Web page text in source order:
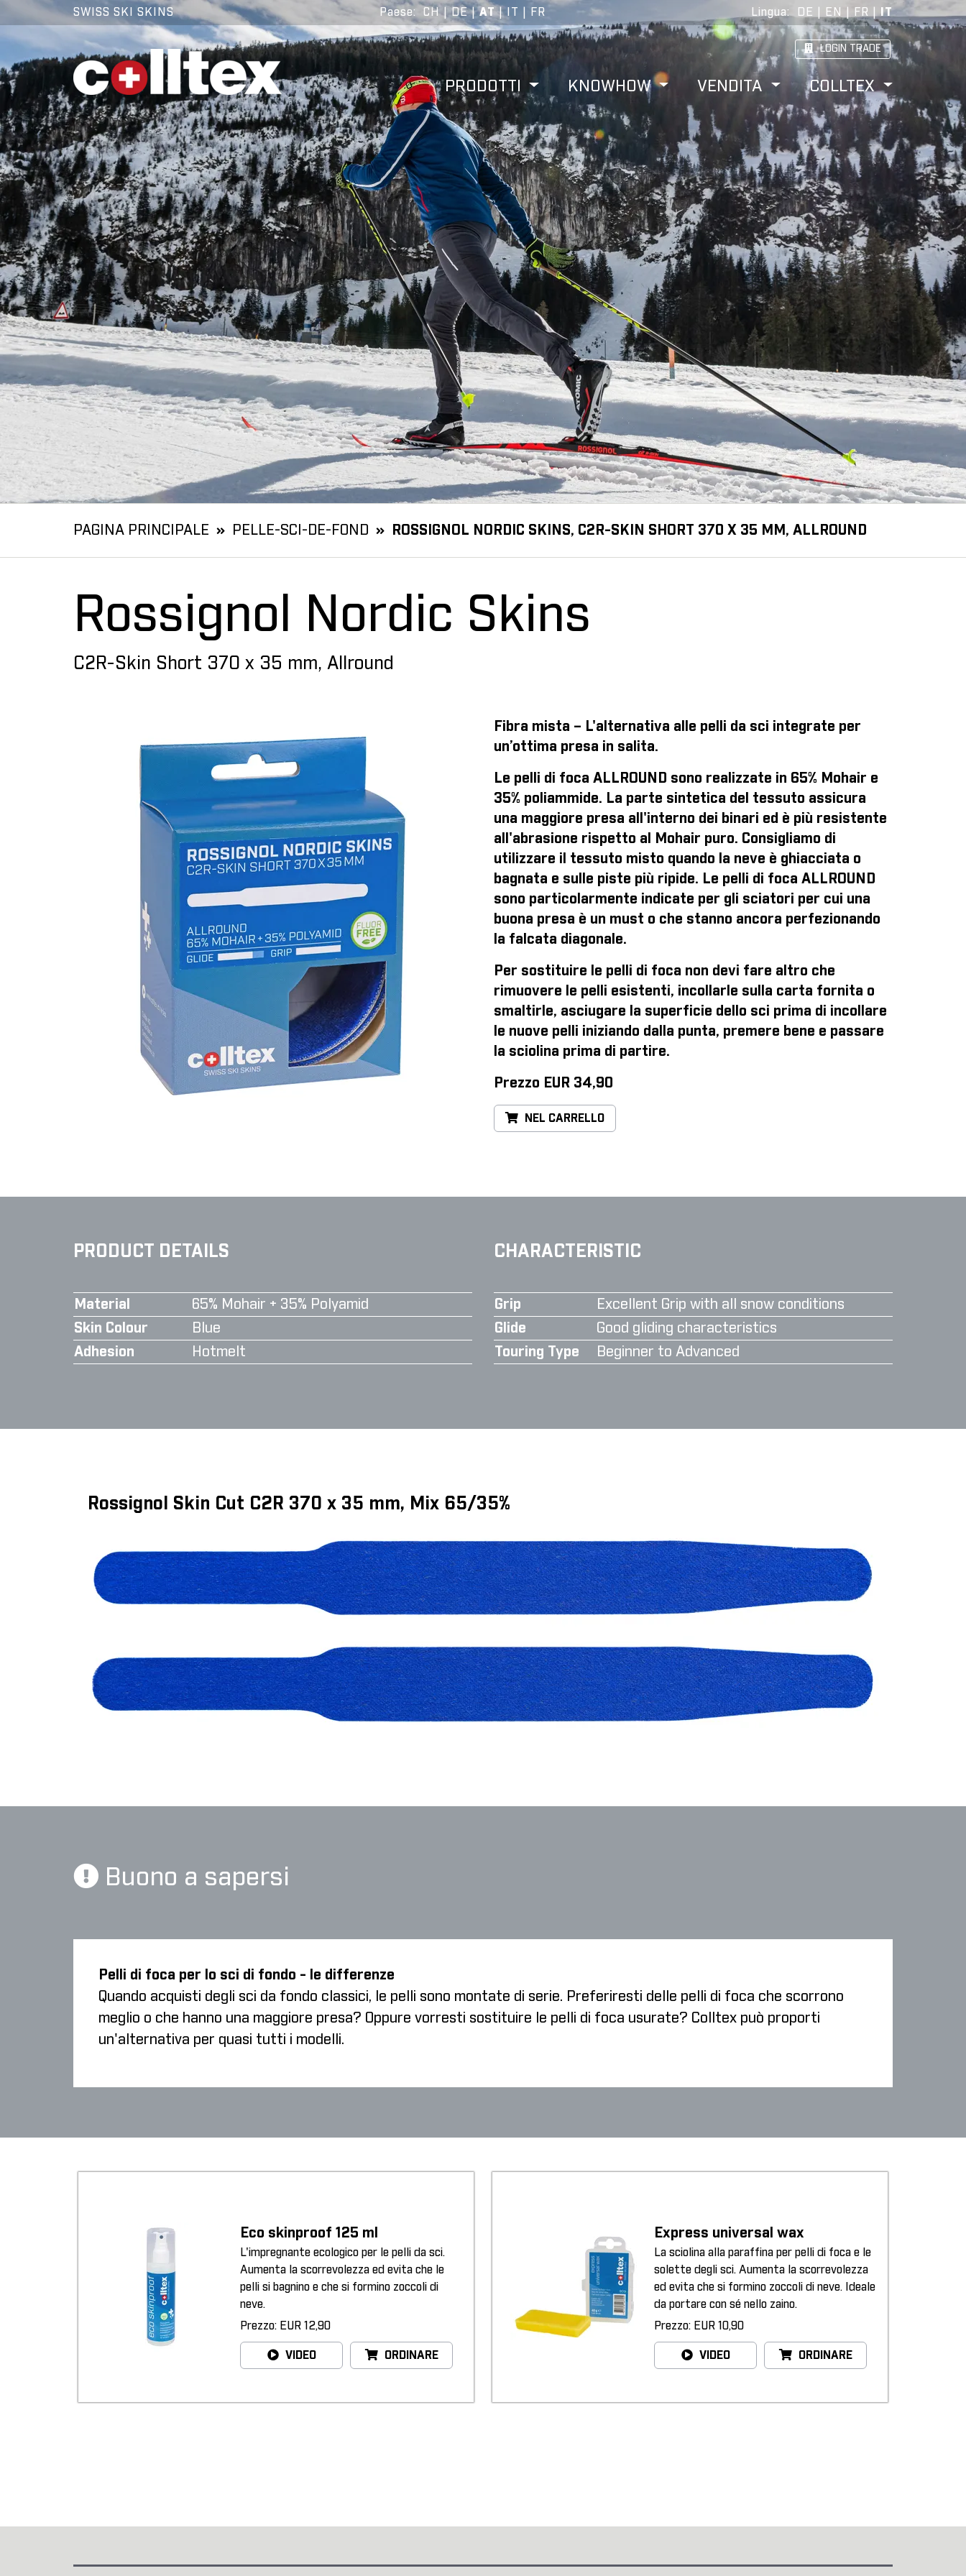
SWISS SKI SKINS Paese: CH |DE|AT | IT FR Lingua: DE EN FR IT
LOGIN TRADE
PRODOTTI KNOWHOW VENDITA COLLTEX
PAGINA PRINCIPALE PELLE-SCI-DE-FOND ROSSIGNOL NORDIC SKINS, C2R-SKIN SHORT 370 X 35 MM, ALLROUND
Rossignol Nordic Skins
C2R-Skin Short 370 x 35 mm, Allround
Fibra mista – L'alternativa alle pelli da sci integrate per
un’ottima presa in salita.
Le pelli di foca ALLROUND sono realizzate in 65% Mohair e
35% poliammide. La parte sintetica del tessuto assicura
una maggiore presa all'interno dei binari ed è più resistente
all'abrasione rispetto al Mohair puro. Consigliamo di
utilizzare il tessuto misto quando la neve è ghiacciata o
bagnata e sulle piste più ripide. Le pelli di foca ALLROUND
sono particolarmente indicate per gli sciatori per cui una
buona presa è un must o che stanno ancora perfezionando
la falcata diagonale.
Per sostituire le pelli di foca non devi fare altro che
rimuovere le pelli esistenti, incollarle sulla carta fornita o
smaltirle, asciugare la superficie dello sci prima di incollare
le nuove pelli iniziando dalla punta, premere bene e passare
la sciolina prima di partire.
Prezzo EUR 34,90
NEL CARRELLO
PRODUCT DETAILS
Material
65% Mohair + 35% Polyamid
Skin Colour
Blue
Adhesion
Hotmelt
CHARACTERISTIC
Grip
Excellent Grip with all snow conditions
Glide
Good gliding characteristics
Touring Type
Beginner to Advanced
Rossignol Skin Cut C2R 370 x 35 mm, Mix 65/35%
Buono a sapersi
Pelli di foca per lo sci di fondo - le differenze
Quando acquisti degli sci da fondo classici, le pelli sono montate di serie. Preferiresti delle pelli di foca che scorrono
meglio o che hanno una maggiore presa? Oppure vorresti sostituire le pelli di foca usurate? Colltex può proporti
un'alternativa per quasi tutti i modelli.
Eco skinproof 125 ml
L'impregnante ecologico per le pelli da sci.
Aumenta la scorrevolezza ed evita che le
pelli si bagnino e che si formino zoccoli di
neve.
Prezzo: EUR 12,90
VIDEO ORDINARE
Express universal wax
La sciolina alla paraffina per pelli di foca e le
solette degli sci. Aumenta la scorrevolezza
ed evita che si formino zoccoli di neve. Ideale
da portare con sé nello zaino.
Prezzo: EUR 10,90
VIDEO ORDINARE